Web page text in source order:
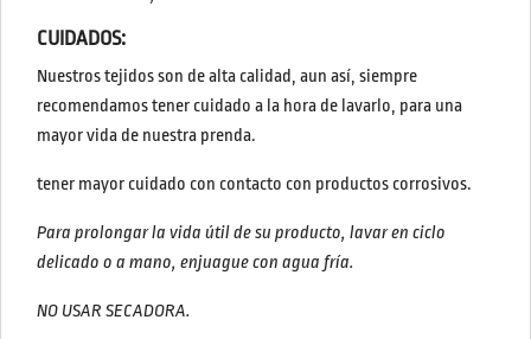
CUIDADOS:
Nuestros tejidos son de alta calidad, aun así, siempre
recomendamos tener cuidado a la hora de lavarlo, para una
mayor vida de nuestra prenda.
tener mayor cuidado con contacto con productos corrosivos.
Para prolongar la vida útil de su producto, lavar en ciclo
delicado o a mano, enjuague con agua fría.
NO USAR SECADORA.